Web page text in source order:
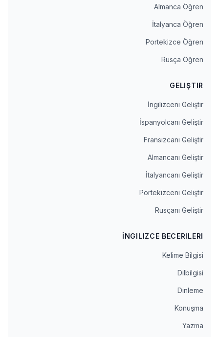
Almanca Öğren
İtalyanca Öğren
Portekizce Öğren
Rusça Öğren
GELIŞTIR
İngilizceni Geliştir
İspanyolcanı Geliştir
Fransızcanı Geliştir
Almancanı Geliştir
İtalyancanı Geliştir
Portekizceni Geliştir
Rusçanı Geliştir
İNGILIZCE BECERILERI
Kelime Bilgisi
Dilbilgisi
Dinleme
Konuşma
Yazma